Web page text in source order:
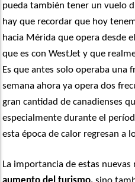
pueda también tener un vuelo
hay que recordar que hoy
hacia Mérida que opera desde
que es con WestJet y que
Es que antes solo operaba una
semana ahora ya opera dos
gran cantidad de canadienses
especialmente durante el
esta época de calor regresan a
La importancia de estas